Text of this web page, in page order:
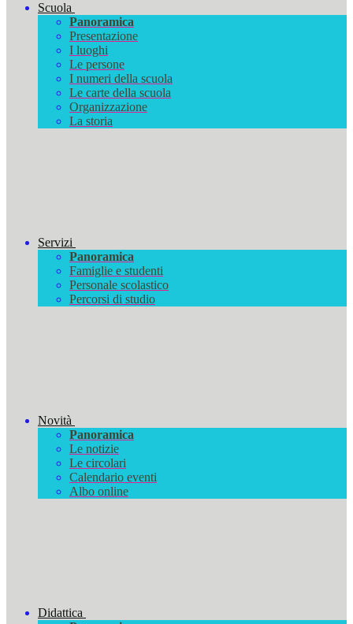
Scuola
Panoramica
Presentazione
I luoghi
Le persone
I numeri della scuola
Le carte della scuola
Organizzazione
La storia
Servizi
Panoramica
Famiglie e studenti
Personale scolastico
Percorsi di studio
Novità
Panoramica
Le notizie
Le circolari
Calendario eventi
Albo online
Didattica